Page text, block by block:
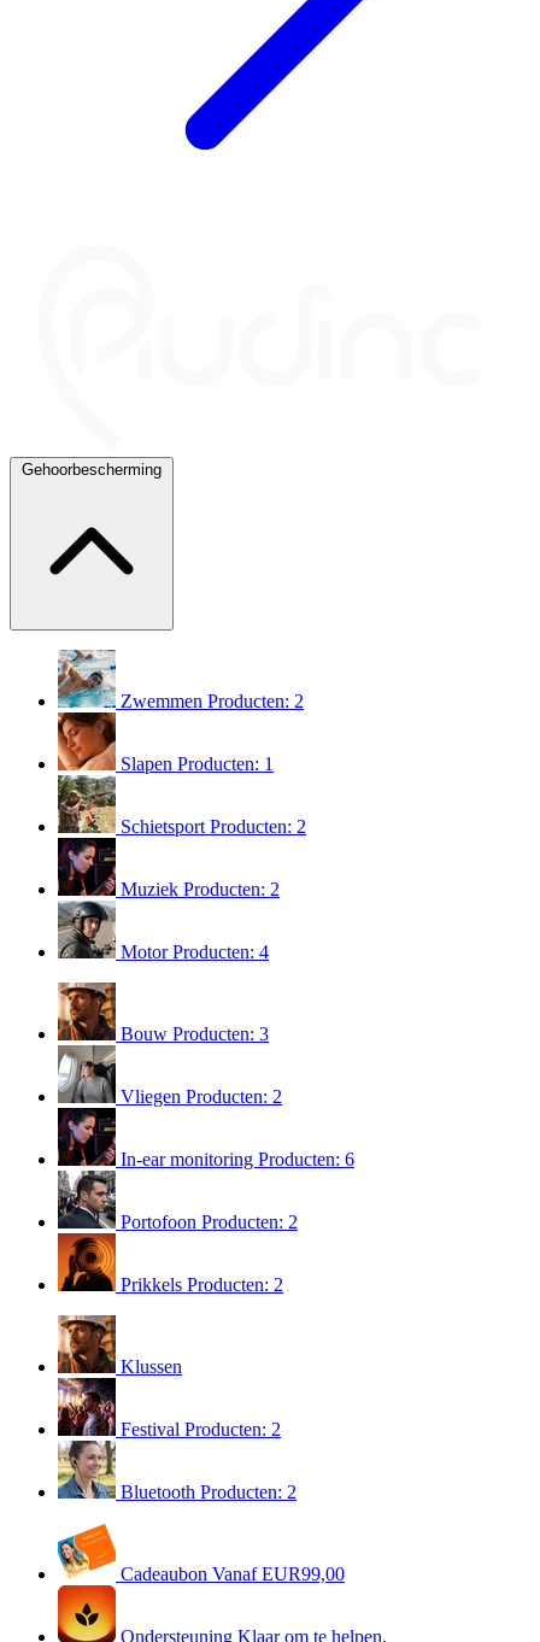
Gehoorbescherming
Zwemmen Producten: 2
Slapen Producten: 1
Schietsport Producten: 2
Muziek Producten: 2
MotorProducten: 4
Bouw Producten: 3
Vliegen Producten: 2
In-ear monitoring Producten: 6
Portofoon Producten: 2
Prikkels Producten: 2
Klussen
Festival Producten: 2
Bluetooth Producten: 2
Cadeaubon Vanaf EUR99,00
Ondersteuning Klaar om te helpen.